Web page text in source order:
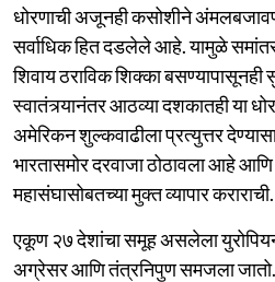
धोरणाची अजूनही कसोशीने
सर्वाधिक हित दडलेले आहे. यामुळे
शिवाय ठराविक शिक्का बसण्यापासूनही
स्वातंत्र्यानंतर आठव्या दशकातही या
अमेरिकन शुल्कवाढीला प्रत्युत्तर
भारतासमोर दरवाजा ठोठावला आहे
महासंघासोबतच्या मुक्त व्यापार कराराची.
एकूण २७ देशांचा समूह असलेला
अग्रेसर आणि तंत्रनिपुण समजला जातो.